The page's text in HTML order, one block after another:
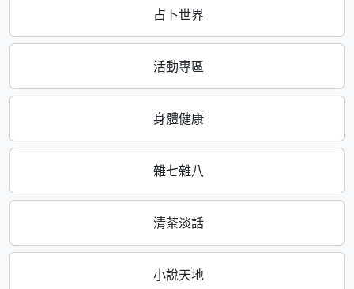
占卜世界
活動專區
身體健康
雜七雜八
清茶淡話
小說天地